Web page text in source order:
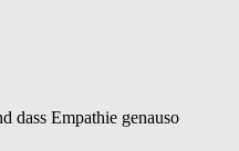
dass Empathie genauso